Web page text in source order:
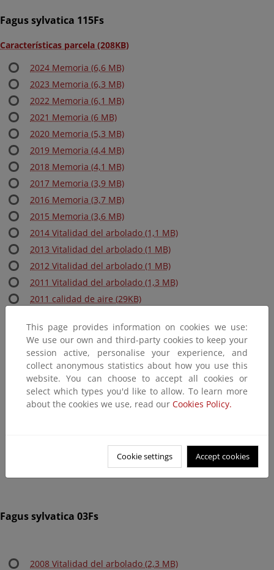
Fagus sylvatica 115Fs
Características parcela (208KB)
2024 Memoria (6,6 MB)
2023 Memoria (6,3 MB)
2022 Memoria (6,1 MB)
2021 Memoria (6 MB)
2020 Memoria (5,3 MB)
2019 Memoria (4,4 MB)
2018 Memoria (4,1 MB)
2017 Memoria (3,9 MB)
2016 Memoria (3,7 MB)
2015 Memoria (3,6 MB)
2014 Vitalidad del arbolado (1,1 MB)
2013 Vitalidad del arbolado (1 MB)
2012 Vitalidad del arbolado (1 MB)
2011 Vitalidad del arbolado (1,3 MB)
2011 calidad de aire (29KB)
2010 Vitalidad del arbolado (1,3 MB)
2010 calidad aire (41KB)
2010 ozono (193KB)
2010 Resultados instrumentación (1,2MB)
2009 Vitalidad del arbolado (2,7 MB)
2009 Resultados instrumentación (2,6MB)
Resultados Instrumentación 2005-2008 (1 MB)
Fagus sylvatica 03Fs
2008 Vitalidad del arbolado (2,3 MB)
This page provides information on cookies we use:
We use our own and third-party cookies to keep your
session active, personalise your experience, and
collect anonymous statistics about how you use this
website. You can choose to accept all cookies or
select which types you'd like to allow. To learn more
about the cookies we use, read our Cookies Policy.
Cookie settings Accept cookies